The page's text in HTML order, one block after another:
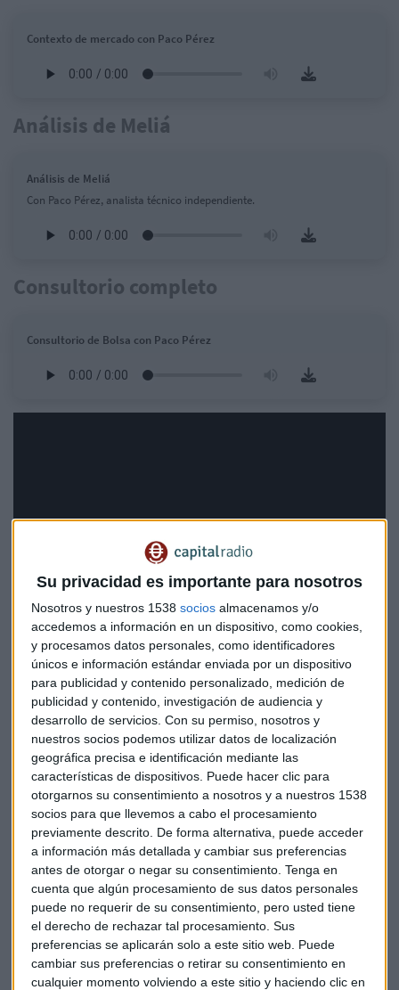
Su privacidad es importante para nosotros
Nosotros y nuestros 1538 socios almacenamos y/o
accedemos a información en un dispositivo, como cookies,
y procesamos datos personales, como identificadores
únicos e información estándar enviada por un dispositivo
para publicidad y contenido personalizado, medición de
publicidad y contenido, investigación de audiencia y
desarrollo de servicios. Con su permiso, nosotros y
nuestros socios podemos utilizar datos de localización
geográfica precisa e identificación mediante las
características de dispositivos. Puede hacer clic para
otorgarnos su consentimiento a nosotros y a nuestros 1538
socios para que llevemos a cabo el procesamiento
previamente descrito. De forma alternativa, puede acceder
a información más detallada y cambiar sus preferencias
antes de otorgar o negar su consentimiento. Tenga en
cuenta que algún procesamiento de sus datos personales
puede no requerir de su consentimiento, pero usted tiene
el derecho de rechazar tal procesamiento. Sus
preferencias se aplicarán solo a este sitio web. Puede
cambiar sus preferencias o retirar su consentimiento en
cualquier momento volviendo a este sitio y haciendo clic en
Contexto de mercado con Paco Pérez
Análisis de Meliá
Análisis de Meliá
Con Paco Pérez, analista técnico independiente.
Consultorio completo
Consultorio de Bolsa con Paco Pérez
Esta síntesis refleja la dualidad que caracteriza el primer
trimestre del año, donde los resultados empresariales están
mostrando un comportamiento excepcional. Según el
análisis de Pérez, el BPA (Beneficio Por Acción) de los
resultados está creciendo y superando prácticamente los
del año 2021, alcanzando aproximadamente un 27% de
crecimiento a doble dígito en Europa.
Los datos superan ampliamente las expectativas iniciales.
Mientras se esperaba un crecimiento del 6%
aproximadamente, los resultados reales se sitúan entre el
13% y el 15%, evidenciando la fortaleza de los sectores que
están liderando esta recuperación.